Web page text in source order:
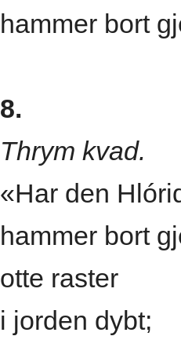
hammer bort
8.
Thrym kvad.
«Har den
hammer bort
otte raster
i jorden dybt;